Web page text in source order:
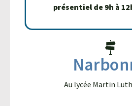
présentiel de 9h à
Au lycée Martin